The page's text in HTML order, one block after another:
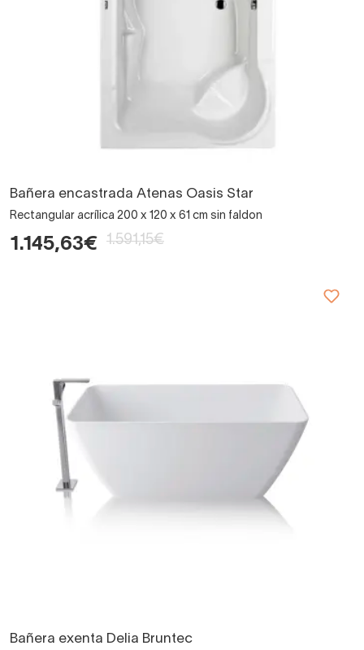
Bañera encastrada Atenas Oasis Star
Rectangular acrílica 200 x 120 x 61 cm sin faldon
1.145,63€ 1.591,15€
Bañera exenta Delia Bruntec